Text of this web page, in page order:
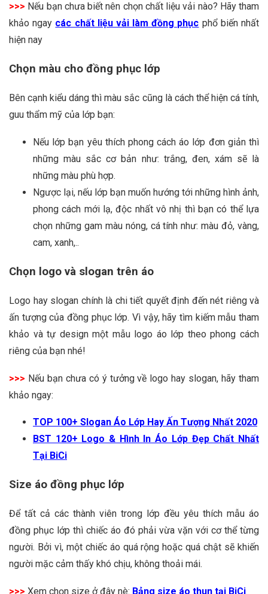
>>> Nếu bạn chưa biết nên chọn chất liệu vải nào? Hãy tham
khảo ngay các chất liệu vải làm đồng phục phổ biến nhất
hiện nay
Chọn màu cho đồng phục lớp
Bên cạnh kiểu dáng thì màu sắc cũng là cách thể hiện cá tính,
guu thẩm mỹ của lớp bạn:
Nếu lớp bạn yêu thích phong cách áo lớp đơn giản thì
những màu sắc cơ bản như: trắng, đen, xám sẽ là
những màu phù hợp.
Ngược lại, nếu lớp bạn muốn hướng tới những hình ảnh,
phong cách mới lạ, độc nhất vô nhị thì bạn có thể lựa
chọn những gam màu nóng, cá tính như: màu đỏ, vàng,
cam, xanh,..
Chọn logo và slogan trên áo
Logo hay slogan chính là chi tiết quyết định đến nét riêng và
ấn tượng của đồng phục lớp. Vì vậy, hãy tìm kiếm mẫu tham
khảo và tự design một mẫu logo áo lớp theo phong cách
riêng của bạn nhé!
>>> Nếu bạn chưa có ý tưởng về logo hay slogan, hãy tham
khảo ngay:
TOP 100+ Slogan Áo Lớp Hay Ấn Tượng Nhất 2020
BST 120+ Logo & Hình In Áo Lớp Đẹp Chất Nhất
Tại BiCi
Size áo đồng phục lớp
Để tất cả các thành viên trong lớp đều yêu thích mẫu áo
đồng phục lớp thì chiếc áo đó phải vừa vặn với cơ thể từng
người. Bởi vì, một chiếc áo quá rộng hoặc quá chật sẽ khiến
người mặc cảm thấy khó chịu, không thoải mái.
>>> Xem chọn size ở đây nè: Bảng size áo thun tại BiCi